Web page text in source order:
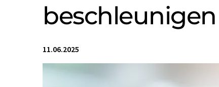
beschleunigen
11.06.2025